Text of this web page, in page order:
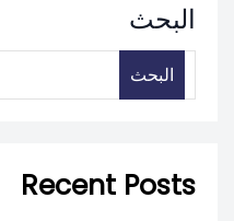
البحث
البحث
Recent Posts